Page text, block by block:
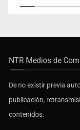
NTR Medios de
De no existir previa
publicación,
contenidos.